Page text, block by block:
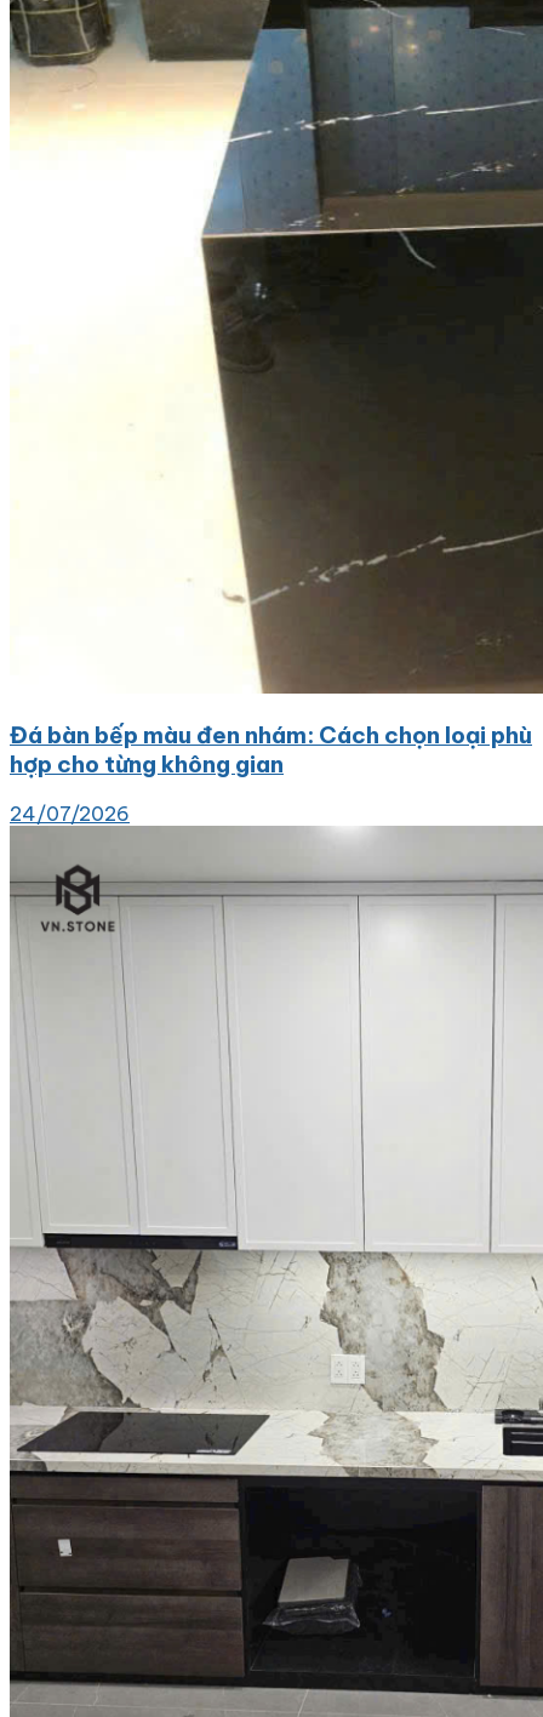
Đá bàn bếp màu đen nhám: Cách chọn loại phù
hợp cho từng không gian
24/07/2026